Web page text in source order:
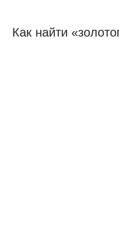
Как найти